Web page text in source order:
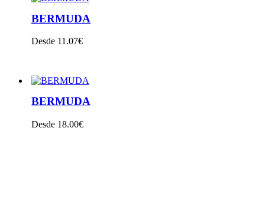
BERMUDA
Desde 11.07€
BERMUDA
Desde 18.00€